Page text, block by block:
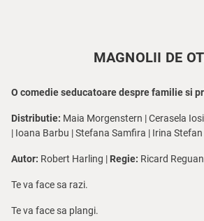
MAGNOLII DE
O comedie seducatoare despre familie si
Distributie: Maia Morgenstern | Cerasela
| Ioana Barbu | Stefana Samfira | Irina Stefan
Autor: Robert Harling | Regie: Ricard
Te va face sa razi.
Te va face sa plangi.